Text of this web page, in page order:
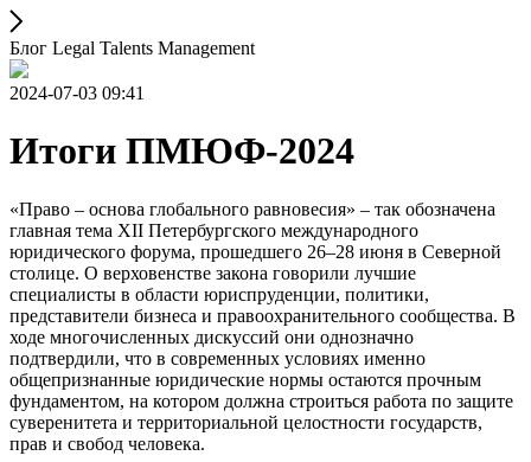
Блог Legal Talents Management
2024-07-03 09:41
Итоги ПМЮФ-2024
«Право – основа глобального равновесия» – так обозначена
главная тема XII Петербургского международного
юридического форума, прошедшего 26–28 июня в Северной
столице. О верховенстве закона говорили лучшие
специалисты в области юриспруденции, политики,
представители бизнеса и правоохранительного сообщества. В
ходе многочисленных дискуссий они однозначно
подтвердили, что в современных условиях именно
общепризнанные юридические нормы остаются прочным
фундаментом, на котором должна строиться работа по защите
суверенитета и территориальной целостности государств,
прав и свобод человека.